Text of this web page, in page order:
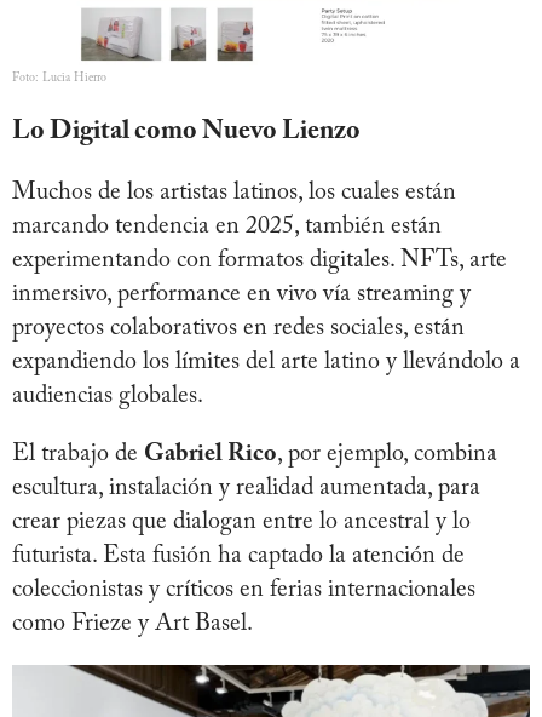
Foto: Lucia Hierro
Lo Digital como Nuevo Lienzo
Muchos de los artistas latinos, los cuales están
marcando tendencia en 2025, también están
experimentando con formatos digitales. NFTs, arte
inmersivo, performance en vivo vía streaming y
proyectos colaborativos en redes sociales, están
expandiendo los límites del arte latino y llevándolo a
audiencias globales.
El trabajo de Gabriel Rico, por ejemplo, combina
escultura, instalación y realidad aumentada, para
crear piezas que dialogan entre lo ancestral y lo
futurista. Esta fusión ha captado la atención de
coleccionistas y críticos en ferias internacionales
como Frieze y Art Basel.